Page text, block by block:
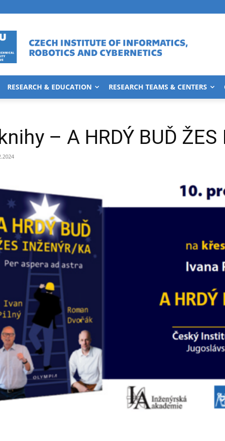
RESEARCH & EDUCATION RESEARCH TEAMS & CENTERS
– A HRDÝ BUĎ ŽES